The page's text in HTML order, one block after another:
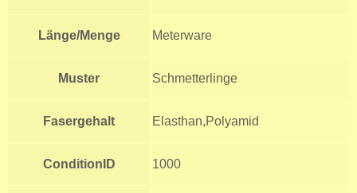
Länge/Menge Meterware
Muster Schmetterlinge
Fasergehalt Elasthan,Polyamid
ConditionID 1000